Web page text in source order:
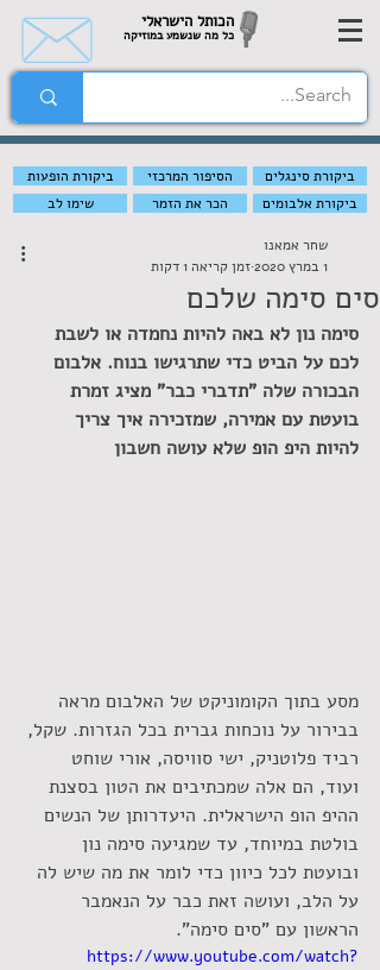
הכותל הישראלי
כל מה שנשמע במוזיקה
ביקורת הופעות הסיפור המרכזי
ביקורת סינגלים
שימו לב
הכר את הזמר ביקורת אלבומים
סים סימה שלכם
שחר אמאנו
1 במרץ 2020
זמן קריאה 1 דקות
סימה נון לא באה להיות נחמדה או לשבת
לכם על הביט כדי שתרגישו בנוח. אלבום
הבכורה שלה "תדברי כבר" מציג זמרת
בועטת עם אמירה, שמזכירה איך צריך
להיות היפ הופ שלא עושה חשבון
מסע בתוך הקומוניקט של האלבום מראה
בבירור על נוכחות גברית בכל הגזרות. שקל,
רביד פלוטניק, ישי סוויסה, אורי שוחט
ועוד, הם אלה שמכתיבים את הטון בסצנת
ההיפ הופ הישראלית. היעדרותן של הנשים
בולטת במיוחד, עד שמגיעה סימה נון
ובועטת לכל כיוון כדי לומר את מה שיש לה
על הלב, ועושה זאת כבר על הנאמבר
הראשון עם "סים סימה".
https://www.youtube.com/watch?